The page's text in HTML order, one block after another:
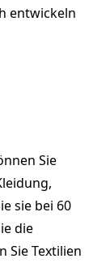
entwickeln
Sie
sie bei 60
die
Sie Textilien